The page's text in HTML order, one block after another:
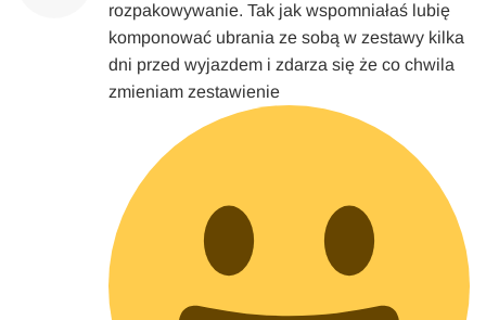
rozpakowywanie. Tak jak wspomniałaś lubię
komponować ubrania ze sobą w zestawy kilka
dni przed wyjazdem i zdarza się że co chwila
zmieniam zestawienie